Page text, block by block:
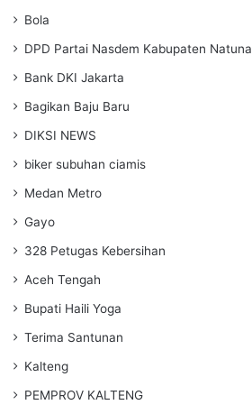
Bola
DPD Partai Nasdem Kabupaten Natuna
Bank DKI Jakarta
Bagikan Baju Baru
DIKSI NEWS
biker subuhan ciamis
Medan Metro
Gayo
328 Petugas Kebersihan
Aceh Tengah
Bupati Haili Yoga
Terima Santunan
Kalteng
PEMPROV KALTENG